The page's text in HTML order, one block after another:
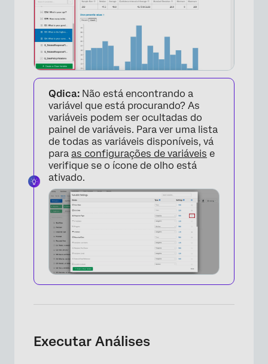
×
Qdica: Não está encontrando a
variável que está procurando? As
variáveis podem ser ocultadas do
painel de variáveis. Para ver uma lista
de todas as variáveis disponíveis, vá
para as configurações de variáveis e
verifique se o ícone de olho está
ativado.
Executar Análises